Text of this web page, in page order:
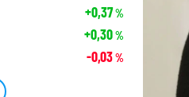
+0,37%
+0,30%
-0,03%